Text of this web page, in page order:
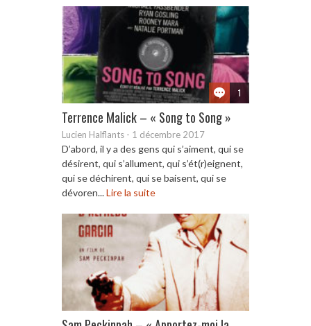
1
Terrence Malick – « Song to Song »
Lucien Halflants - 1 décembre 2017
D’abord, il y a des gens qui s’aiment, qui se
désirent, qui s’allument, qui s’ét(r)eignent,
qui se déchirent, qui se baisent, qui se
dévoren...Lire la suite